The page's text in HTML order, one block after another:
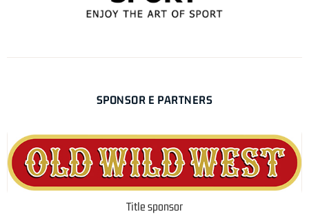
SPONSOR E PARTNERS
Title sponsor